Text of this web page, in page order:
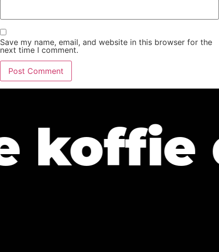
Save my name, email, and website in this browser for the
next time I comment.